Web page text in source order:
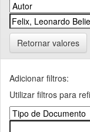
Retornar valores
Adicionar filtros:
Utilizar filtros para